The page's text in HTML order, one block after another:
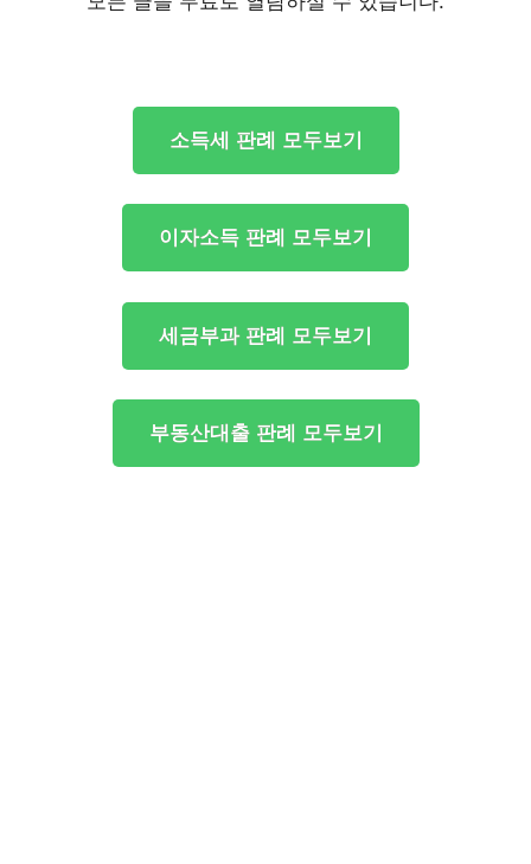
소득세 판례 모두보기
이자소득 판례 모두보기
세금부과 판례 모두보기
부동산대출 판례 모두보기